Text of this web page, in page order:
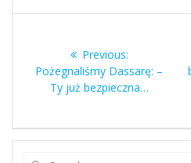
wpisu Previous:Previous
post:
Pożegnaliśmy Dassarę: –
Ty już bezpieczna…